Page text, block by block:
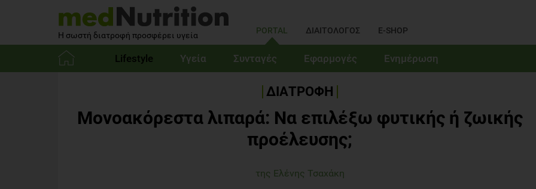
Η σωστή διατροφή προσφέρει υγεία PORTAL ΔΙΑΙΤΟΛΟΓΟΣ E-SHOP
Lifestyle Υγεία Συνταγές Εφαρμογές Ενημέρωση
ΔΙΑΤΡΟΦΗ
Μονοακόρεστα λιπαρά: Να επιλέξω φυτικής ή ζωικής
προέλευσης;
της Ελένης Τσαχάκη